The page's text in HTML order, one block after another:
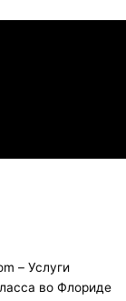
– Услуги
во Флориде